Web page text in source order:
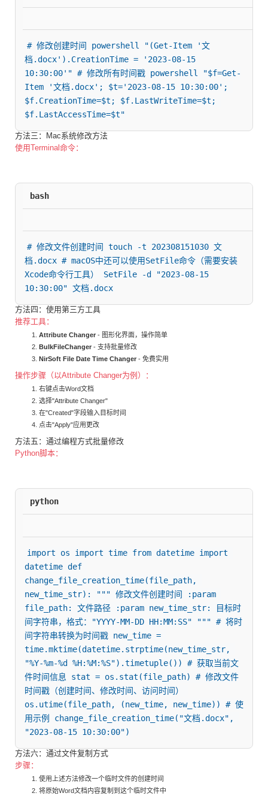
# 修改创建时间 powershell "(Get-Item '文
档.docx').CreationTime = '2023-08-15
10:30:00'" # 修改所有时间戳 powershell "$f=Get-
Item '文档.docx'; $t='2023-08-15 10:30:00';
$f.CreationTime=$t; $f.LastWriteTime=$t;
$f.LastAccessTime=$t"
方法三：Mac系统修改方法
使用Terminal命令：
bash
# 修改文件创建时间 touch -t 202308151030 文
档.docx # macOS中还可以使用SetFile命令（需要安装
Xcode命令行工具） SetFile -d "2023-08-15
10:30:00" 文档.docx
方法四：使用第三方工具
推荐工具：
Attribute Changer - 图形化界面，操作简单
BulkFileChanger - 支持批量修改
NirSoft File Date Time Changer - 免费实用
操作步骤（以Attribute Changer为例）：
右键点击Word文档
选择"Attribute Changer"
在"Created"字段输入目标时间
点击"Apply"应用更改
方法五：通过编程方式批量修改
Python脚本：
python
import os import time from datetime import
datetime def
change_file_creation_time(file_path,
new_time_str): """ 修改文件创建时间 :param
file_path: 文件路径 :param new_time_str: 目标时
间字符串，格式："YYYY-MM-DD HH:MM:SS" """ # 将时
间字符串转换为时间戳 new_time =
time.mktime(datetime.strptime(new_time_str,
"%Y-%m-%d %H:%M:%S").timetuple()) # 获取当前文
件时间信息 stat = os.stat(file_path) # 修改文件
时间戳（创建时间、修改时间、访问时间）
os.utime(file_path, (new_time, new_time)) # 使
用示例 change_file_creation_time("文档.docx",
"2023-08-15 10:30:00")
方法六：通过文件复制方式
步骤：
使用上述方法修改一个临时文件的创建时间
将原始Word文档内容复制到这个临时文件中